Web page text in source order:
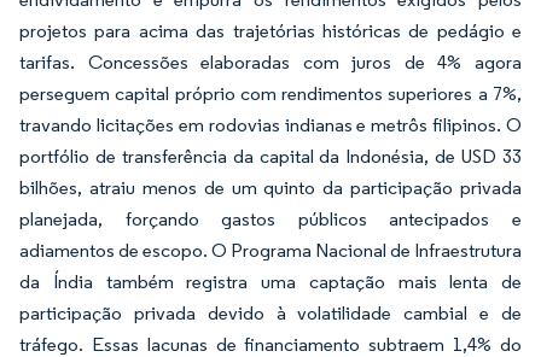
projetos para acima das trajetórias históricas de pedágio e
tarifas. Concessões elaboradas com juros de 4% agora
perseguem capital próprio com rendimentos superiores a 7%,
travando licitações em rodovias indianas e metrôs filipinos. O
portfólio de transferência da capital da Indonésia, de USD 33
bilhões, atraiu menos de um quinto da participação privada
planejada, forçando gastos públicos antecipados e
adiamentos de escopo. O Programa Nacional de Infraestrutura
da Índia também registra uma captação mais lenta de
participação privada devido à volatilidade cambial e de
tráfego. Essas lacunas de financiamento subtraem 1,4% do